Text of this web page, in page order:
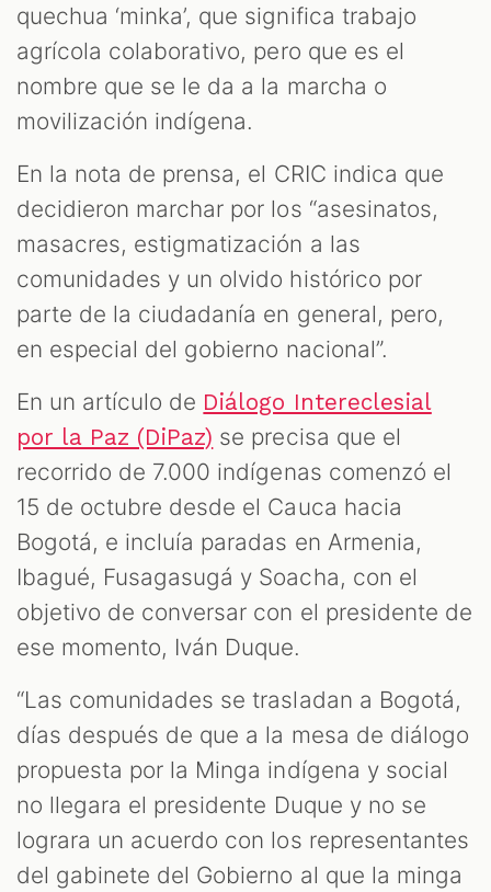
quechua ‘minka’, que significa trabajo
agrícola colaborativo, pero que es el
nombre que se le da a la marcha o
movilización indígena.
En la nota de prensa, el CRIC indica que
decidieron marchar por los “asesinatos,
masacres, estigmatización a las
comunidades y un olvido histórico por
parte de la ciudadanía en general, pero,
en especial del gobierno nacional”.
En un artículo de Diálogo Intereclesial
por la Paz (DiPaz) se precisa que el
recorrido de 7.000 indígenas comenzó el
15 de octubre desde el Cauca hacia
Bogotá, e incluía paradas en Armenia,
Ibagué, Fusagasugá y Soacha, con el
objetivo de conversar con el presidente de
ese momento, Iván Duque.
“Las comunidades se trasladan a Bogotá,
días después de que a la mesa de diálogo
propuesta por la Minga indígena y social
no llegara el presidente Duque y no se
lograra un acuerdo con los representantes
del gabinete del Gobierno al que la minga